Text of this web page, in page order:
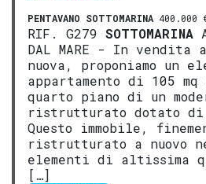
PENTAVANO SOTTOMARINA 400.000
RIF. G279 SOTTOMARINA
DAL MARE - In vendita a
nuova, proponiamo un
appartamento di 105
quarto piano di un
ristrutturato dotato di
Questo immobile,
ristrutturato a nuovo
elementi di altissima
[…]